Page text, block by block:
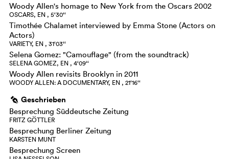
Woody Allen's homage to New York from the Oscars 2002
OSCARS, EN , 5‘30‘‘
Timothée Chalamet interviewed by Emma Stone (Actors on
Actors)
VARIETY, EN , 31‘03‘‘
Selena Gomez: "Camouflage" (from the soundtrack)
SELENA GOMEZ, EN , 4‘09‘‘
Woody Allen revisits Brooklyn in 2011
WOODY ALLEN: A DOCUMENTARY, EN , 21‘16‘‘
g Geschrieben
Besprechung Süddeutsche Zeitung
FRITZ GÖTTLER
Besprechung Berliner Zeitung
KARSTEN MUNT
Besprechung Screen